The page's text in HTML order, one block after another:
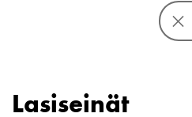
Lasiseinät